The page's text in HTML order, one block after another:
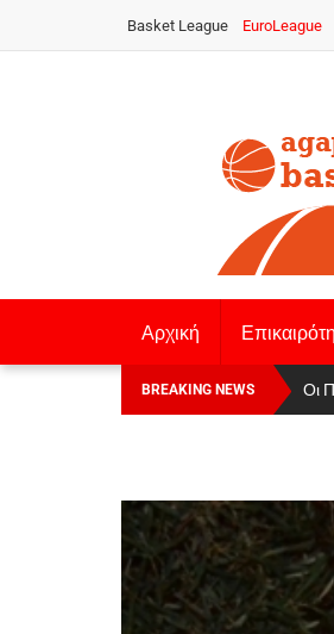
Basket League EuroLeague
Αρχική
BREAKING NEWS Οι